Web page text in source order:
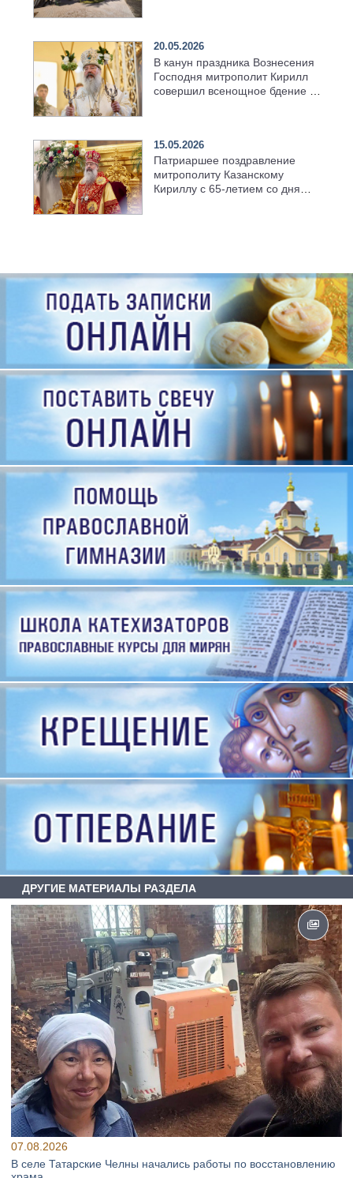
20.05.2026
В канун праздника Вознесения
Господня митрополит Кирилл
совершил всенощное бдение в
15.05.2026
Патриаршее поздравление
митрополиту Казанскому
Кириллу с 65-летием со дня
ДРУГИЕ МАТЕРИАЛЫ РАЗДЕЛА
07.08.2026
В селе Татарские Челны начались работы по восстановлению